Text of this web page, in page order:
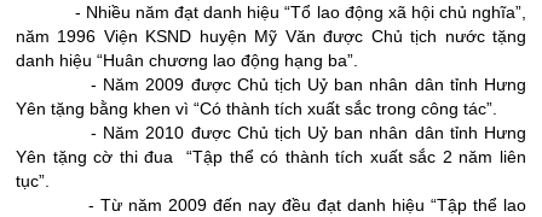
- Nhiều năm đạt danh hiệu “Tổ lao động xã hội chủ nghĩa”,
năm 1996 Viện KSND huyện Mỹ Văn được Chủ tịch nước tặng
danh hiệu “Huân chương lao động hạng ba”.
- Năm 2009 được Chủ tịch Uỷ ban nhân dân tỉnh Hưng
Yên tặng bằng khen vì “Có thành tích xuất sắc trong công tác”.
- Năm 2010 được Chủ tịch Uỷ ban nhân dân tỉnh Hưng
Yên tặng cờ thi đua “Tập thể có thành tích xuất sắc 2 năm liên
tục”.
- Từ năm 2009 đến nay đều đạt danh hiệu “Tập thể lao